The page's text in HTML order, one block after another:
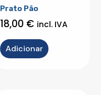
Prato Pão
18,00 € incl. IVA
Adicionar